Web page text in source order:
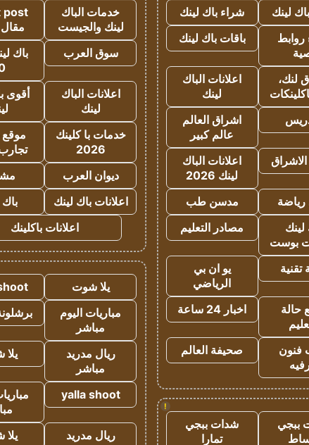
لينك
شراء باك لينك
روابط
باقات باك لينك
لنك،
اعلانات الباك
لينك
اشراق العالم
عالم كبير
اعلانات الباك
لينك 2026
رياضة
مدسن طب
لينك
بوست
مصادر التعليم
تقنية
يو ان بي
الرياضي
حالة
اخبار 24 ساعة
فنون
صحيفة العالم
!
ببجي
شدات ببجي
تمارا
خدمات الباك
لينك والجيست
post
سوق العرب
باك
اعلانات الباك
لينك
أقوى
خدمات با كلينك
2026
موقع
ديوان العرب
اعلانات باك لينك
باك
اعلانات باكلينك
يلا شوت
مباريات اليوم
مباشر
ريال مدريد
مباشر
yalla shoot
ريال مدريد